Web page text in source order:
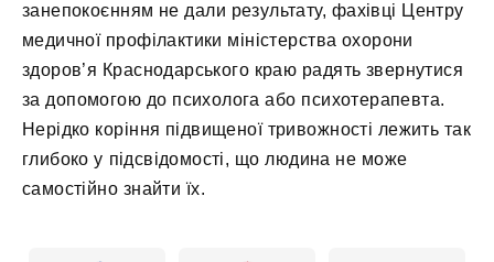
занепокоєнням не дали результату, фахівці Центру
медичної профілактики міністерства охорони
здоров’я Краснодарського краю радять звернутися
за допомогою до психолога або психотерапевта.
Нерідко коріння підвищеної тривожності лежить так
глибоко у підсвідомості, що людина не може
самостійно знайти їх.